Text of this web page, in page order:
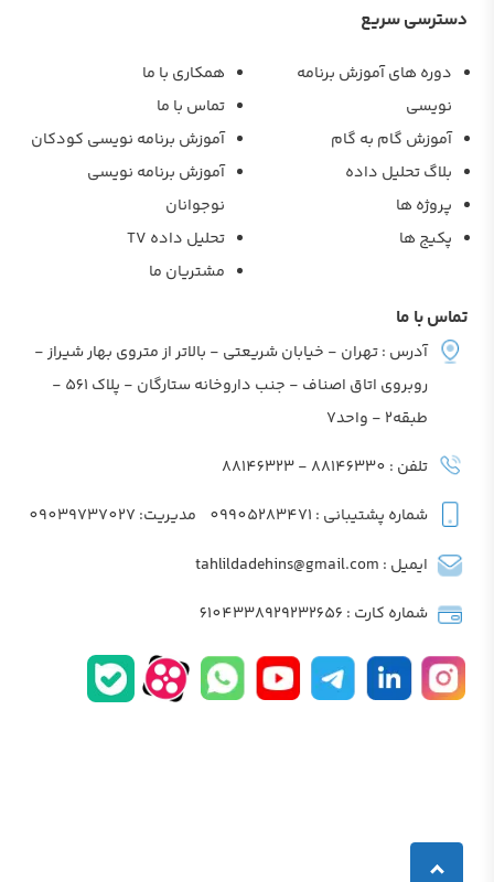
دسترسی سریع
دوره های آموزش برنامه
نویسی
آموزش گام به گام
بلاگ تحلیل داده
پروژه ها
پکیج ها
همکاری با ما
تماس با ما
آموزش برنامه نویسی کودکان
آموزش برنامه نویسی
نوجوانان
تحلیل داده TV
مشتریان ما
تماس با ما
آدرس : تهران - خیابان شریعتی - بالاتر از متروی بهار شیراز -
روبروی اتاق اصناف - جنب داروخانه ستارگان - پلاک 561 -
طبقه2 - واحد7
تلفن : 88146330 - 88146323
شماره پشتیبانی : 09905283471 مدیریت: 09039737027
ایمیل : tahlildadehins@gmail.com
شماره کارت : 6104338929232656